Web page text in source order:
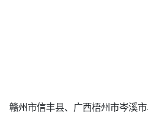
赣州市信丰县、广西梧州市岑溪